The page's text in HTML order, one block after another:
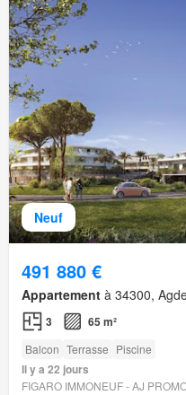
Neuf
491 880 €
Appartement à 34300,
3 65 m²
Balcon Terrasse Piscine
Il y a 22 jours
FIGARO IMMONEUF - AJ